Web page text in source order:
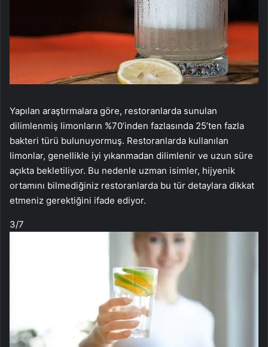
Yapılan araştırmalara göre, restoranlarda sunulan
dilimlenmiş limonların %70’inden fazlasında 25’ten fazla
bakteri türü bulunuyormuş. Restoranlarda kullanılan
limonlar, genellikle iyi yıkanmadan dilimlenir ve uzun süre
açıkta bekletiliyor. Bu nedenle uzman isimler, hijyenik
ortamını bilmediğiniz restoranlarda bu tür detaylara dikkat
etmeniz gerektiğini ifade ediyor.
3/7